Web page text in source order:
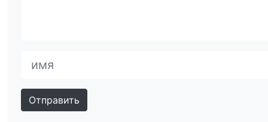
Отправить